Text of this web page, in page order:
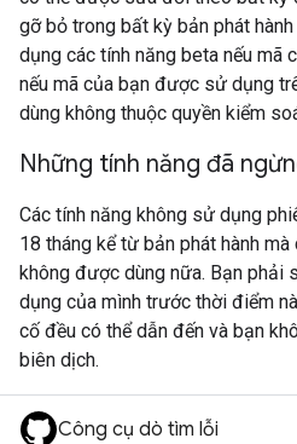
gỡ bỏ trong bất kỳ bản phát
dụng các tính năng beta nếu mã
nếu mã của bạn được sử dụng
dùng không thuộc quyền kiểm
Những tính năng đã
Các tính năng không sử dụng
18 tháng kể từ bản phát hành
không được dùng nữa. Bạn phải
dụng của mình trước thời điểm
cố đều có thể dẫn đến và bạn
biên dịch.
Công cụ dò tìm lỗi